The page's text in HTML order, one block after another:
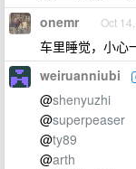
onemr Oct
车里睡觉，小心
weiruanniubi
@shenyuzhi
@superpeaser
@ty89
@arth